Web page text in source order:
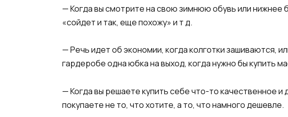
— Когда вы смотрите на свою зимнюю обувь или нижнее
«сойдет и так, еще похожу» и т д.
— Речь идет об экономии, когда колготки зашиваются,
гардеробе одна юбка на выход, когда нужно бы купить
— Когда вы решаете купить себе что-то качественное и
покупаете не то, что хотите, а то, что намного дешевле.